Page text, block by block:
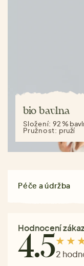
bio bavlna
Složení:92 %
Pružnost: pruží
Péče a údržba
Hodnocení
4.52